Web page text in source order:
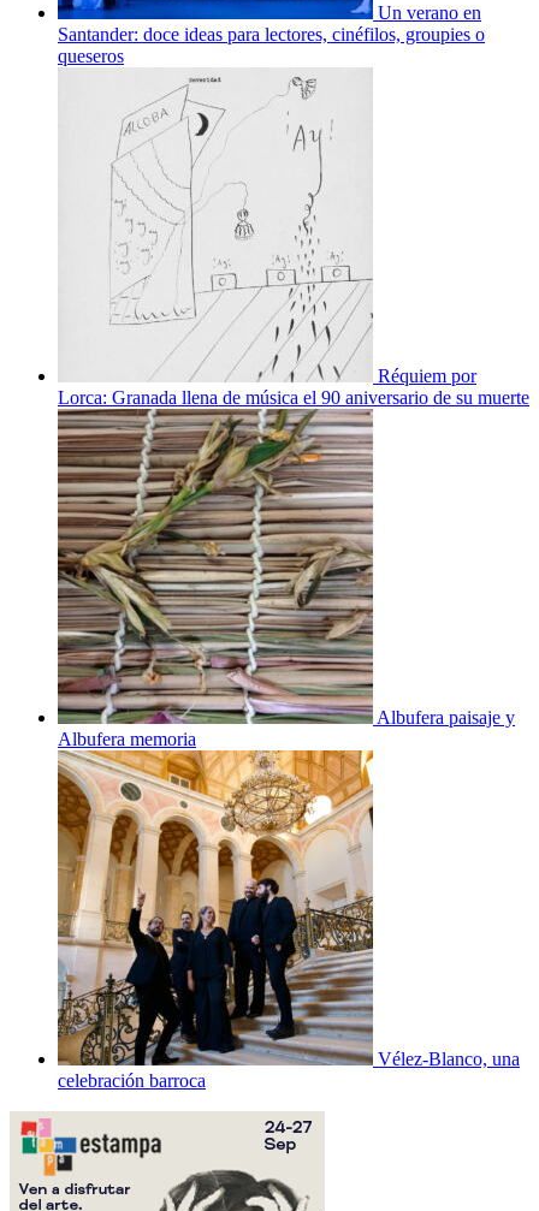
Un verano en
Santander: doce ideas para lectores, cinéfilos, groupies o
queseros
Réquiem por
Lorca: Granada llena de música el 90 aniversario de su muerte
Albufera paisaje y
Albufera memoria
Vélez-Blanco, una
celebración barroca